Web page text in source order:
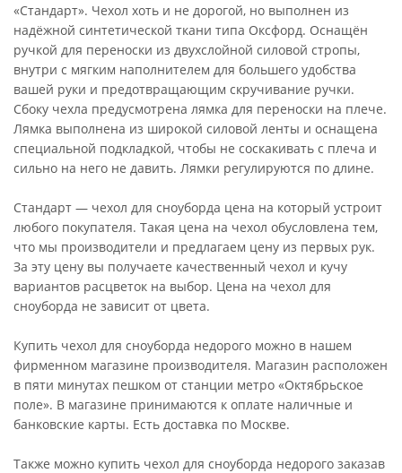
«Стандарт». Чехол хоть и не дорогой, но выполнен из
надёжной синтетической ткани типа Оксфорд. Оснащён
ручкой для переноски из двухслойной силовой стропы,
внутри с мягким наполнителем для большего удобства
вашей руки и предотвращающим скручивание ручки.
Сбоку чехла предусмотрена лямка для переноски на плече.
Лямка выполнена из широкой силовой ленты и оснащена
специальной подкладкой, чтобы не соскакивать с плеча и
сильно на него не давить. Лямки регулируются по длине.
Стандарт — чехол для сноуборда цена на который устроит
любого покупателя. Такая цена на чехол обусловлена тем,
что мы производители и предлагаем цену из первых рук.
За эту цену вы получаете качественный чехол и кучу
вариантов расцветок на выбор. Цена на чехол для
сноуборда не зависит от цвета.
Купить чехол для сноуборда недорого можно в нашем
фирменном магазине производителя. Магазин расположен
в пяти минутах пешком от станции метро «Октябрьское
поле». В магазине принимаются к оплате наличные и
банковские карты. Есть доставка по Москве.
Также можно купить чехол для сноуборда недорого заказав